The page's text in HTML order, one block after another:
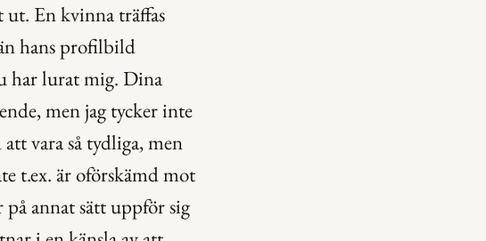
ut. En kvinna träffas
hans profilbild
har lurat mig. Dina
men jag tycker inte
vara så tydliga, men
t.ex. är oförskämd mot
annat sätt uppför sig